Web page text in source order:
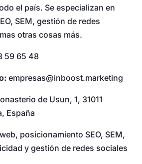
el país. Se especializan en
SEM, gestión de redes
otras cosas más.
59 65 48
empresas@inboost.marketing
de Usun, 1, 31011
España
posicionamiento SEO, SEM,
y gestión de redes sociales